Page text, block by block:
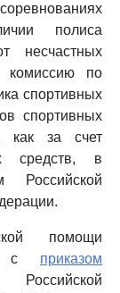
полиса
несчастных
комиссию по
спортивных
спортивных
как за счет
средств, в
Российской
помощи
с приказом
Российской